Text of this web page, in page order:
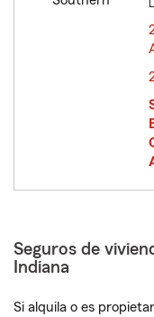
Seguros de
Indiana
Si alquila o es